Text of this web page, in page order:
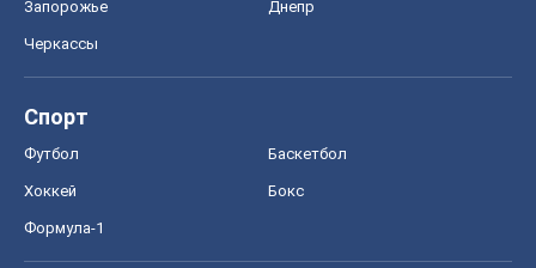
Запорожье Днепр
Черкассы
Спорт
Футбол Баскетбол
Хоккей Бокс
Формула-1